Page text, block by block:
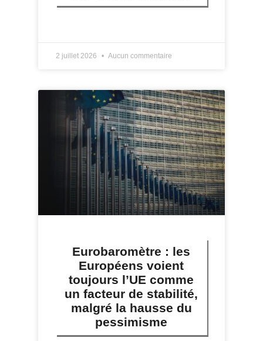
2 juillet 2026 Aucun commentaire
Eurobaromètre : les
Européens voient
toujours l’UE comme
un facteur de stabilité,
malgré la hausse du
pessimisme